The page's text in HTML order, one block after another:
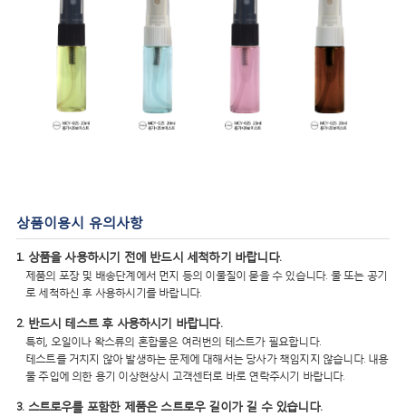
상품이용시 유의사항
1. 상품을 사용하시기 전에 반드시 세척하기 바랍니다.
제품의 포장 및 배송단계에서 먼지 등의 이물질이 묻을 수 있습니다. 물 또는 공기
로 세척하신 후 사용하시기를 바랍니다.
2. 반드시 테스트 후 사용하시기 바랍니다.
특히, 오일이나 왁스류의 혼합물은 여러번의 테스트가 필요합니다.
테스트를 거치지 않아 발생하는 문제에 대해서는 당사가 책임지지 않습니다. 내용
물 주입에 의한 용기 이상현상시 고객센터로 바로 연락주시기 바랍니다.
3. 스트로우를 포함한 제품은 스트로우 길이가 길 수 있습니다.